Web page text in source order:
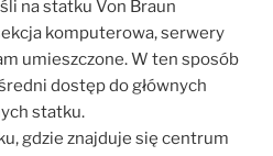
na statku Von Braun
komputerowa, serwery
umieszczone. W ten sposób
dostęp do głównych
statku.
gdzie znajduje się centrum